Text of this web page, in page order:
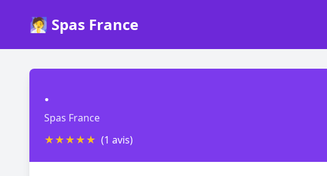
🧖 Spas France
.
Spas France
★★★★★ (1 avis)